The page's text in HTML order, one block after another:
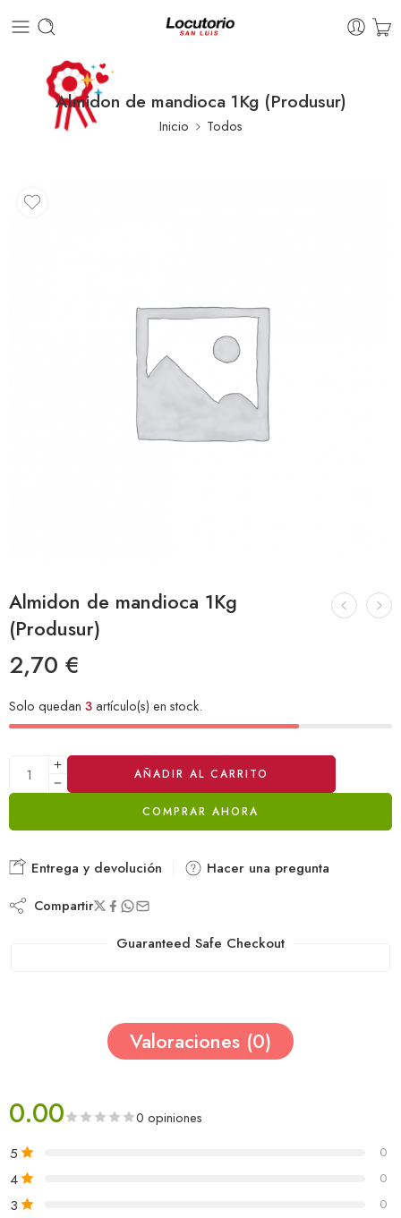
Almidon de mandioca 1Kg (Produsur)
Inicio Todos
Almidon de mandioca 1Kg
(Produsur)
2,70 €
Solo quedan 3artículo(s) en stock.
AÑADIR AL CARRITO
COMPRAR AHORA
Alternative:
Entrega y devolución Hacer una pregunta
Compartir
Guaranteed Safe Checkout
Valoraciones (0)
0.00 0 opiniones
5 0
4 0
3 0